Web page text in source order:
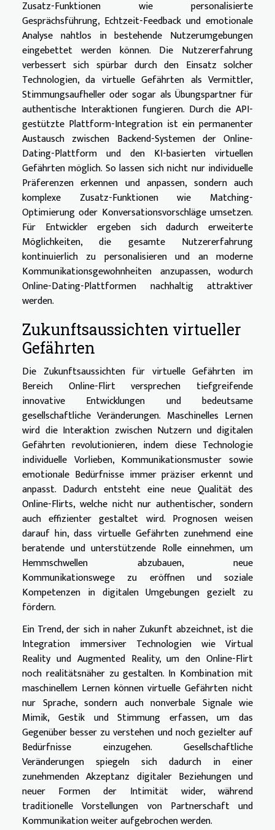
Zusatz-Funktionen wie personalisierte
Gesprächsführung, Echtzeit-Feedback und emotionale
Analyse nahtlos in bestehende Nutzerumgebungen
eingebettet werden können. Die Nutzererfahrung
verbessert sich spürbar durch den Einsatz solcher
Technologien, da virtuelle Gefährten als Vermittler,
Stimmungsaufheller oder sogar als Übungspartner für
authentische Interaktionen fungieren. Durch die API-
gestützte Plattform-Integration ist ein permanenter
Austausch zwischen Backend-Systemen der Online-
Dating-Plattform und den KI-basierten virtuellen
Gefährten möglich. So lassen sich nicht nur individuelle
Präferenzen erkennen und anpassen, sondern auch
komplexe Zusatz-Funktionen wie Matching-
Optimierung oder Konversationsvorschläge umsetzen.
Für Entwickler ergeben sich dadurch erweiterte
Möglichkeiten, die gesamte Nutzererfahrung
kontinuierlich zu personalisieren und an moderne
Kommunikationsgewohnheiten anzupassen, wodurch
Online-Dating-Plattformen nachhaltig attraktiver
werden.
Zukunftsaussichten virtueller
Gefährten
Die Zukunftsaussichten für virtuelle Gefährten im
Bereich Online-Flirt versprechen tiefgreifende
innovative Entwicklungen und bedeutsame
gesellschaftliche Veränderungen. Maschinelles Lernen
wird die Interaktion zwischen Nutzern und digitalen
Gefährten revolutionieren, indem diese Technologie
individuelle Vorlieben, Kommunikationsmuster sowie
emotionale Bedürfnisse immer präziser erkennt und
anpasst. Dadurch entsteht eine neue Qualität des
Online-Flirts, welche nicht nur authentischer, sondern
auch effizienter gestaltet wird. Prognosen weisen
darauf hin, dass virtuelle Gefährten zunehmend eine
beratende und unterstützende Rolle einnehmen, um
Hemmschwellen abzubauen, neue
Kommunikationswege zu eröffnen und soziale
Kompetenzen in digitalen Umgebungen gezielt zu
fördern.
Ein Trend, der sich in naher Zukunft abzeichnet, ist die
Integration immersiver Technologien wie Virtual
Reality und Augmented Reality, um den Online-Flirt
noch realitätsnäher zu gestalten. In Kombination mit
maschinellem Lernen können virtuelle Gefährten nicht
nur Sprache, sondern auch nonverbale Signale wie
Mimik, Gestik und Stimmung erfassen, um das
Gegenüber besser zu verstehen und noch gezielter auf
Bedürfnisse einzugehen. Gesellschaftliche
Veränderungen spiegeln sich dadurch in einer
zunehmenden Akzeptanz digitaler Beziehungen und
neuer Formen der Intimität wider, während
traditionelle Vorstellungen von Partnerschaft und
Kommunikation weiter aufgebrochen werden.